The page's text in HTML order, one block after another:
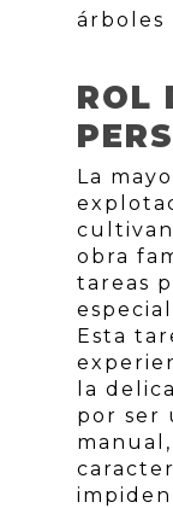
árboles
ROL
La
cultivan
obra
tareas
Esta
la
por ser